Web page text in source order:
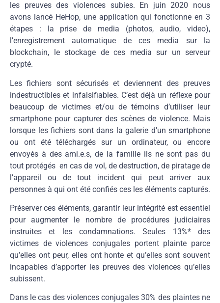
les preuves des violences subies. En juin 2020 nous
avons lancé HeHop, une application qui fonctionne en 3
étapes : la prise de media (photos, audio, video),
l’enregistrement automatique de ces media sur la
blockchain, le stockage de ces media sur un serveur
crypté.
Les fichiers sont sécurisés et deviennent des preuves
indestructibles et infalsifiables. C’est déjà un réflexe pour
beaucoup de victimes et/ou de témoins d’utiliser leur
smartphone pour capturer des scènes de violence. Mais
lorsque les fichiers sont dans la galerie d’un smartphone
ou ont été téléchargés sur un ordinateur, ou encore
envoyés à des ami.e.s, de la famille ils ne sont pas du
tout protégés en cas de vol, de destruction, de piratage de
l’appareil ou de tout incident qui peut arriver aux
personnes à qui ont été confiés ces les éléments capturés.
Préserver ces éléments, garantir leur intégrité est essentiel
pour augmenter le nombre de procédures judiciaires
instruites et les condamnations. Seules 13%* des
victimes de violences conjugales portent plainte parce
qu’elles ont peur, elles ont honte et qu’elles sont souvent
incapables d’apporter les preuves des violences qu’elles
subissent.
Dans le cas des violences conjugales 30% des plaintes ne